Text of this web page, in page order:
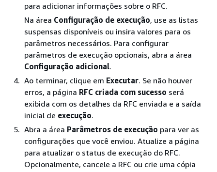
para adicionar informações sobre o RFC.
Na área Configuração de execução, use as listas
suspensas disponíveis ou insira valores para os
parâmetros necessários. Para configurar
parâmetros de execução opcionais, abra a área
Configuração adicional.
Ao terminar, clique em Executar. Se não houver
erros, a página RFC criada com sucesso será
exibida com os detalhes da RFC enviada e a saída
inicial de execução.
Abra a área Parâmetros de execução para ver as
configurações que você enviou. Atualize a página
para atualizar o status de execução do RFC.
Opcionalmente, cancele a RFC ou crie uma cópia